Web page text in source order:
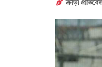
ক্রীড়া